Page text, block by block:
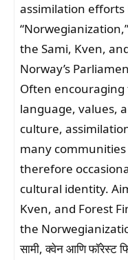
assimilation efforts
the Sami, Kven,
Norway’s
Often
language, values,
culture,
many
therefore
cultural identity.
Kven, and Forest
the
सामी, क्वेन आणि फॉरेस्ट